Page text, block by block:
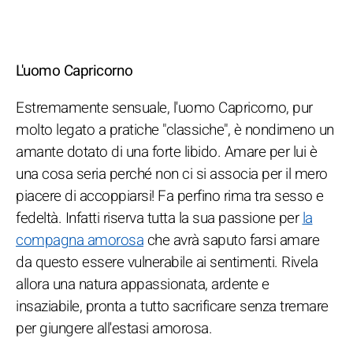
L'uomo Capricorno
Estremamente sensuale, l'uomo Capricorno, pur
molto legato a pratiche "classiche", è nondimeno un
amante dotato di una forte libido. Amare per lui è
una cosa seria perché non ci si associa per il mero
piacere di accoppiarsi! Fa perfino rima tra sesso e
fedeltà. Infatti riserva tutta la sua passione perla
compagna amorosache avrà saputo farsi amare
da questo essere vulnerabile ai sentimenti. Rivela
allora una natura appassionata, ardente e
insaziabile, pronta a tutto sacrificare senza tremare
per giungere all'estasi amorosa.